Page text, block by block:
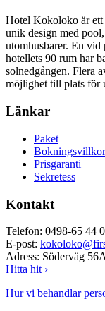
Hotel Kokoloko är ett
unik design med
utomhusbarer. En vid
hotellets 90 rum har
solnedgången. Flera
möjlighet till plats för
Länkar
Paket
Bokningsvillkor
Prisgaranti
Sekretess
Kontakt
Telefon: 0498-65 44
E-post:
Adress: Söderväg
Hitta hit ›
Hur vi behandlar